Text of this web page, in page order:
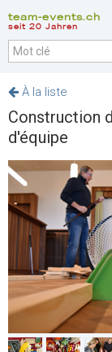
team-events.ch
seit 20 Jahren
À la liste
Construction
d'équipe